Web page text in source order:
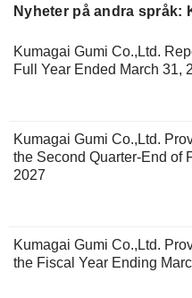
Nyheter på andra språk:
Kumagai Gumi Co.,Ltd.
Full Year Ended March 31,
Kumagai Gumi Co.,Ltd.
the Second Quarter-End of
2027
Kumagai Gumi Co.,Ltd.
the Fiscal Year Ending